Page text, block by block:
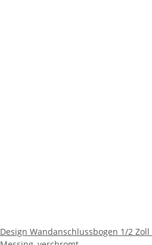
Design Wandanschlussbogen 1/2